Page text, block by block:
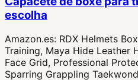
escolha
Amazon.es: RDX Helmets
Training, Maya Hide Leather
Face Grid, Professional
Sparring Grappling